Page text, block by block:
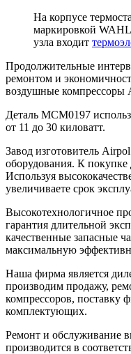
На корпусе
маркировкой
узла входит
Продолжительные
ремонтом и
воздушные компрессоры
Деталь MCM0197
от 11 до 30 киловатт.
Завод изготовитель
оборудования. К покупке
Используя
увеличиваете срок
Высокотехнологичное
гарантия длительной
качественные запасные
максимальную
Наша фирма является
производим продажу,
компрессоров, поставку
комплектующих.
Ремонт и обслуживание
производится в